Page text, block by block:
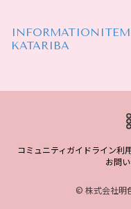
INFORMATION
KATARIBA
コミュニティガイドライン利
お問
© 株式会社明